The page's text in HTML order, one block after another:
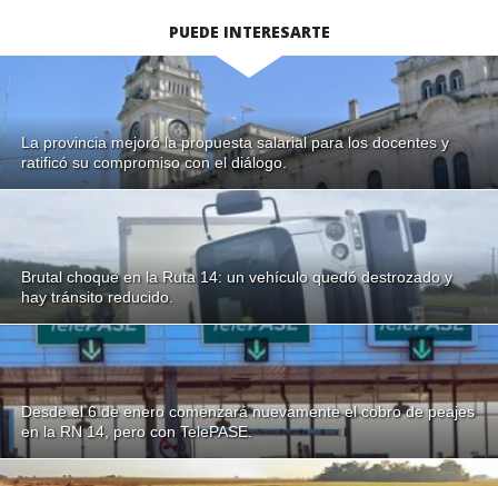
PUEDE INTERESARTE
La provincia mejoró la propuesta salarial para los docentes y
ratificó su compromiso con el diálogo.
Brutal choque en la Ruta 14: un vehículo quedó destrozado y
hay tránsito reducido.
Desde el 6 de enero comenzará nuevamente el cobro de peajes
en la RN 14, pero con TelePASE.